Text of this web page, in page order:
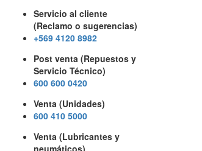
Servicio al cliente
(Reclamo o sugerencias)
+569 4120 8982
Post venta (Repuestos y
Servicio Técnico)
600 600 0420
Venta (Unidades)
600 410 5000
Venta (Lubricantes y